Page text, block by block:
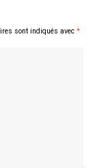
sont indiqués avec *